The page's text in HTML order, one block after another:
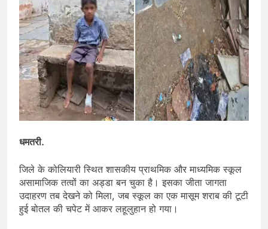
धमतरी.
जिले के कोलियारी स्थित शासकीय प्राथमिक और माध्यमिक स्कूल
असामाजिक तत्वों का अड्डा बन चुका है। इसका जीता जागता
उदाहरण तब देखने को मिला, जब स्कूल का एक मासूम शराब की टूटी
हुई बोतल की चपेट में आकर लहूलुहान हो गया।